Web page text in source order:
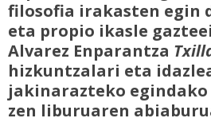
filosofia irakasten egin
eta propio ikasle gazteei
Alvarez Enparantza
hizkuntzalari eta
jakinarazteko
zen liburuaren